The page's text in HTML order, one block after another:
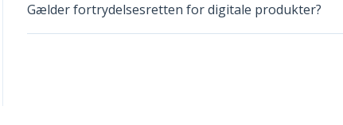
Gælder fortrydelsesretten for digitale produkter?